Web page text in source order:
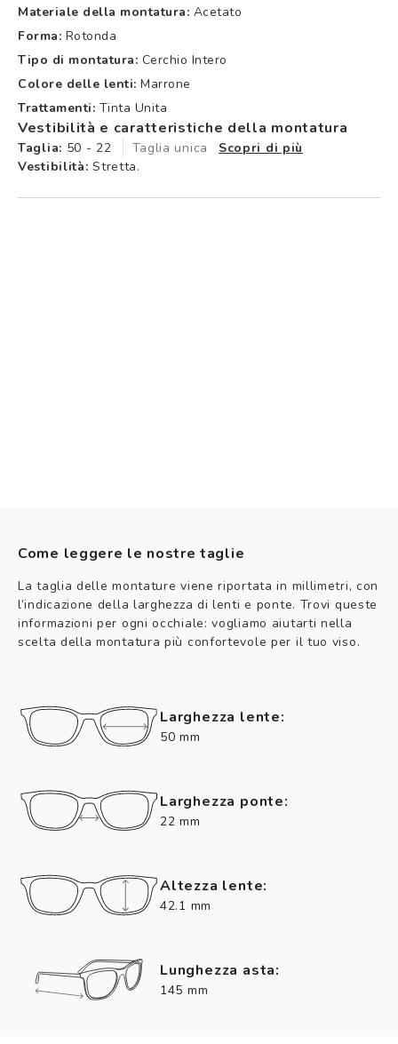
Materiale della montatura: Acetato
Forma: Rotonda
Tipo di montatura: Cerchio Intero
Colore delle lenti: Marrone
Trattamenti: Tinta Unita
Vestibilità e caratteristiche della montatura
Taglia: 50 - 22 Taglia unica
Scopri di più
Vestibilità: Stretta.
Come leggere le nostre taglie
La taglia delle montature viene riportata in millimetri, con
l’indicazione della larghezza di lenti e ponte. Trovi queste
informazioni per ogni occhiale: vogliamo aiutarti nella
scelta della montatura più confortevole per il tuo viso.
Larghezza lente:
50 mm
Larghezza ponte:
22 mm
Altezza lente:
42.1 mm
Lunghezza asta:
145 mm